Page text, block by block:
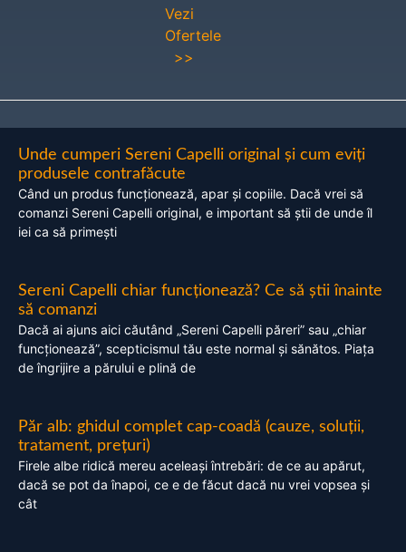
Vezi
Ofertele
>>
Unde cumperi Sereni Capelli original și cum eviți
produsele contrafăcute
Când un produs funcționează, apar și copiile. Dacă vrei să
comanzi Sereni Capelli original, e important să știi de unde îl
iei ca să primești
Sereni Capelli chiar funcționează? Ce să știi înainte
să comanzi
Dacă ai ajuns aici căutând „Sereni Capelli păreri” sau „chiar
funcționează”, scepticismul tău este normal și sănătos. Piața
de îngrijire a părului e plină de
Păr alb: ghidul complet cap-coadă (cauze, soluții,
tratament, prețuri)
Firele albe ridică mereu aceleași întrebări: de ce au apărut,
dacă se pot da înapoi, ce e de făcut dacă nu vrei vopsea și
cât